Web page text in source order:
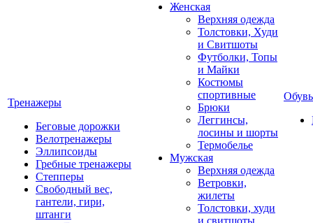
Тренажеры
Беговые дорожки
Велотренажеры
Эллипсоиды
Гребные тренажеры
Степперы
Свободный вес,
гантели, гири,
штанги
Женская
Верхняя одежда
Толстовки, Худи
и Свитшоты
Футболки, Топы
и Майки
Костюмы
спортивные
Брюки
Леггинсы,
лосины и шорты
Термобелье
Мужская
Верхняя одежда
Ветровки,
жилеты
Толстовки, худи
и свитшоты
Обувь